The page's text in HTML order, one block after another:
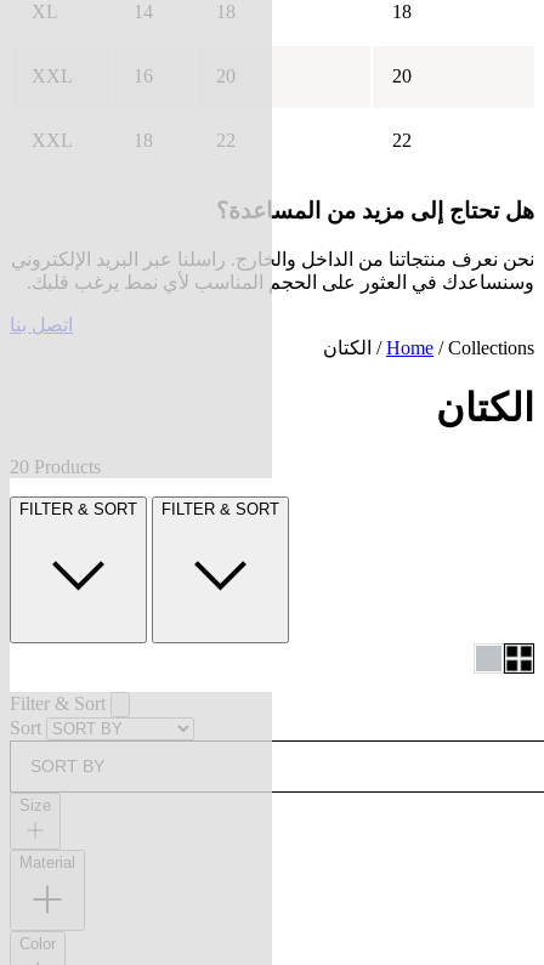
XL 14 18 18
XXL 16 20 20
XXL 18 22 22
هل تحتاج إلى مزيد من المساعدة؟
نحن نعرف منتجاتنا من الداخل والخارج. راسلنا عبر البريد الإلكتروني
وسنساعدك في العثور على الحجم المناسب لأي نمط يرغب قلبك.
اتصل بنا
Home / Collections / الكتان
الكتان
20 Products
FILTER & SORT FILTER & SORT
Filter & Sort
Sort
SORT BY
Size
Material
Color